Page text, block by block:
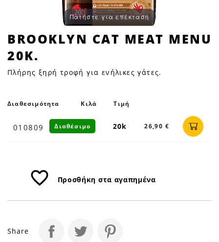
Πατήστε για επέκταση
BROOKLYΝ
CAT
MEAT
MENU
Petfan
BROOKLYΝ CAT MEAT MENU
20Κ.
Πλήρης ξηρή τροφή για ενήλικες γάτες.
Διαθεσιμότητα Κιλά Τιμή
010809 20k 26,90 €
Διαθέσιμο
favorite_border Προσθήκη στα αγαπημένα
Share